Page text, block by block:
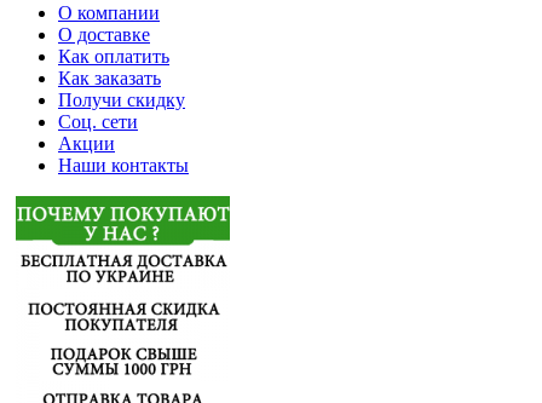
О компании
О доставке
Как оплатить
Как заказать
Получи скидку
Соц. сети
Акции
Наши контакты